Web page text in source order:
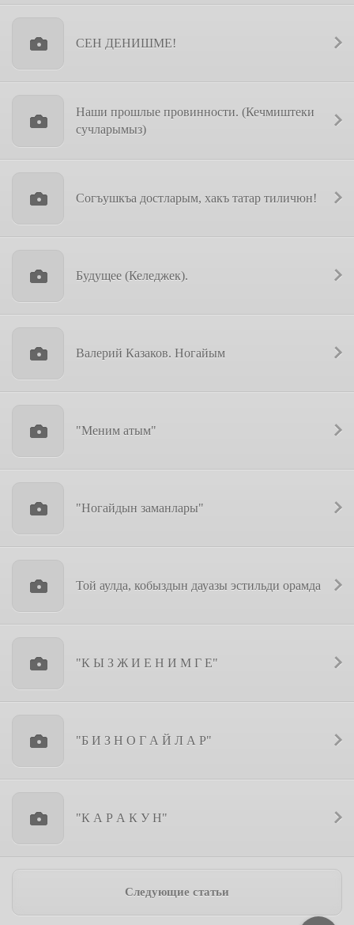
СЕН ДЕНИШМЕ!
Наши прошлые провинности. (Кечмиштеки
сучларымыз)
Согъушкъа достларым, хакъ татар тиличюн!
Будущее (Келеджек).
Валерий Казаков. Ногайым
"Меним атым"
"Ногайдын заманлары"
Той аулда, кобыздын дауазы эстильди орамда
"К Ы З Ж И Е Н И М Г Е"
"Б И З Н О Г А Й Л А Р"
"К А Р А К У Н"
Следующие статьи